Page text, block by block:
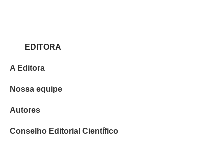
EDITORA
A Editora
Nossa equipe
Autores
Conselho Editorial Científico